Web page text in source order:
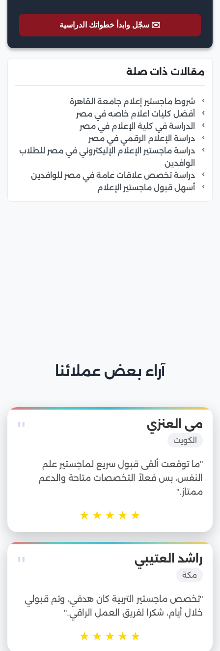
✉️ سجّل وابدأ خطواتك الدراسية
مقالات ذات صلة
شروط ماجستير إعلام جامعة القاهرة
أفضل كليات اعلام خاصه في مصر
الدراسة في كلية الإعلام في مصر
دراسة الإعلام الرقمي في مصر
دراسة ماجستير الإعلام الإليكتروني في مصر للطلاب
الوافدين
دراسة تخصص علاقات عامة في مصر للوافدين
أسهل قبول ماجستير الإعلام
آراء بعض عملائنا
" مي العنزي
الكويت
"ما توقعت ألقى قبول سريع لماجستير علم
النفس، بس فعلاً التخصصات متاحة والدعم
ممتاز."
★
★
★
★
★
" راشد العتيبي
مكة
"تخصص ماجستير التربية كان هدفي، وتم قبولي
خلال أيام، شكرًا لفريق العمل الراقي."
★
★
★
★
★